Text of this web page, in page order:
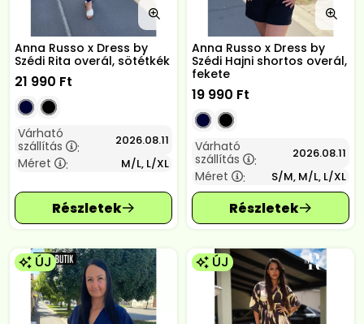
Anna Russo x Dress by
Szédi Rita overál, sötétkék
21 990 Ft
Várható
szállítás
: 2026.08.11
Méret : M/L, L/XL
Anna Russo x Dress by
Szédi Hajni shortos overál,
fekete
19 990 Ft
Várható
szállítás
: 2026.08.11
Méret : S/M, M/L, L/XL
ÚJ ÚJ